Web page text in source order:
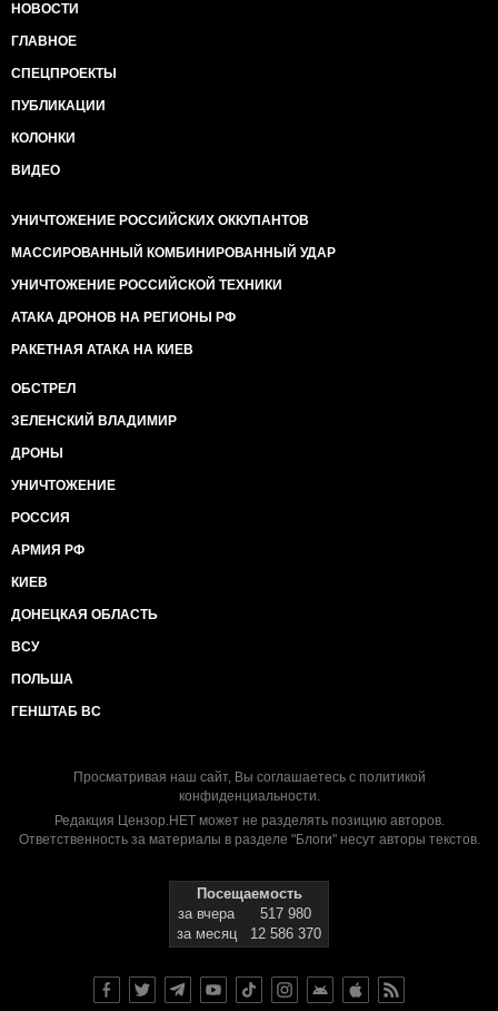
НОВОСТИ
ГЛАВНОЕ
СПЕЦПРОЕКТЫ
ПУБЛИКАЦИИ
КОЛОНКИ
ВИДЕО
УНИЧТОЖЕНИЕ РОССИЙСКИХ ОККУПАНТОВ
МАССИРОВАННЫЙ КОМБИНИРОВАННЫЙ УДАР
УНИЧТОЖЕНИЕ РОССИЙСКОЙ ТЕХНИКИ
АТАКА ДРОНОВ НА РЕГИОНЫ РФ
РАКЕТНАЯ АТАКА НА КИЕВ
ОБСТРЕЛ
ЗЕЛЕНСКИЙ ВЛАДИМИР
ДРОНЫ
УНИЧТОЖЕНИЕ
РОССИЯ
АРМИЯ РФ
КИЕВ
ДОНЕЦКАЯ ОБЛАСТЬ
ВСУ
ПОЛЬША
ГЕНШТАБ ВС
Просматривая наш сайт, Вы соглашаетесь с политикой
конфиденциальности.
Редакция Цензор.НЕТ может не разделять позицию авторов.
Ответственность за материалы в разделе "Блоги" несут авторы текстов.
Посещаемость
за вчера
517 980
за месяц
12 586 370